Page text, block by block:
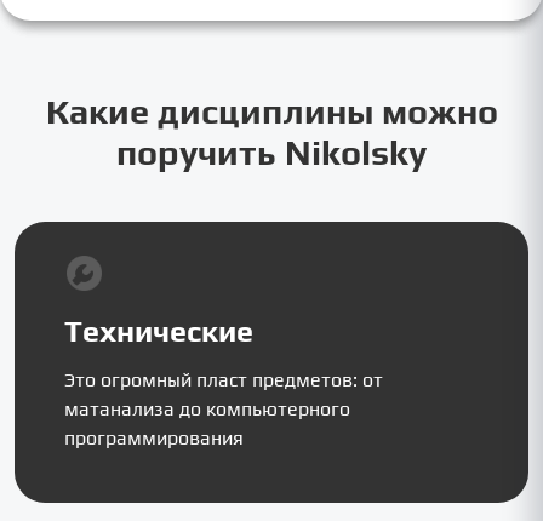
Какие дисциплины можно
поручить Nikolsky
Технические
Это огромный пласт предметов: от
матанализа до компьютерного
программирования